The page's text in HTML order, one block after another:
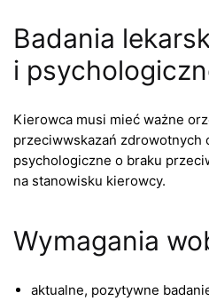
Badania
i
Kierowca musi mieć ważne
przeciwwskazań zdrowotnych
psychologiczne o braku
na stanowisku kierowcy.
Wymagania
aktualne, pozytywne